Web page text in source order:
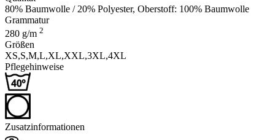
80% Baumwolle / 20% Polyester, Oberstoff: 100% Baumwolle
Grammatur
280 g/m 2
Größen
XS,S,M,L,XL,XXL,3XL,4XL
Pflegehinweise
Zusatzinformationen